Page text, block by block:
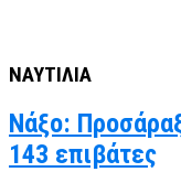
ΝΑΥΤΙΛΙΑ
Νάξο:
143 επιβάτες